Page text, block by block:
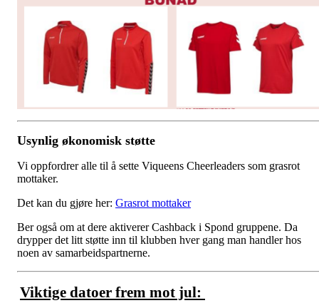
Usynlig økonomisk støtte
Vi oppfordrer alle til å sette Viqueens Cheerleaders som grasrot
mottaker.
Det kan du gjøre her: Grasrot mottaker
Ber også om at dere aktiverer Cashback i Spond gruppene. Da
drypper det litt støtte inn til klubben hver gang man handler hos
noen av samarbeidspartnerne.
Viktige datoer frem mot jul: